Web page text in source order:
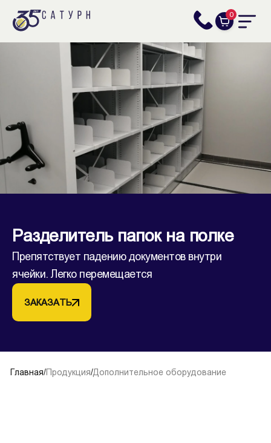
0
Разделитель папок на полке
Препятствует падению документов внутри
ячейки. Легко перемещается
ЗАКАЗАТЬ
Главная/Продукция/Дополнительное оборудование